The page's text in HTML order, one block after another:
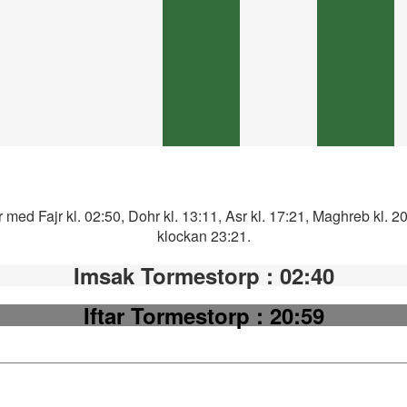
Fajr kl. 02:50, Dohr kl. 13:11, Asr kl. 17:21, Maghreb kl.
klockan 23:21.
Imsak Tormestorp : 02:40
Iftar Tormestorp: 20:59